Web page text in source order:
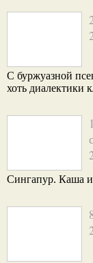
С буржуазной
хоть диалектики
Сингапур. Каша